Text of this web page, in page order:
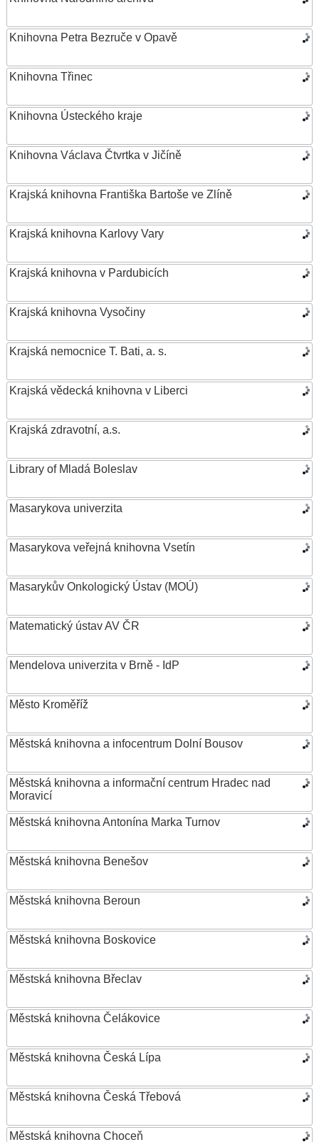
Knihovna Petra Bezruče v Opavě
Knihovna Třinec
Knihovna Ústeckého kraje
Knihovna Václava Čtvrtka v Jičíně
Krajská knihovna Františka Bartoše ve Zlíně
Krajská knihovna Karlovy Vary
Krajská knihovna v Pardubicích
Krajská knihovna Vysočiny
Krajská nemocnice T. Bati, a. s.
Krajská vědecká knihovna v Liberci
Krajská zdravotní, a.s.
Library of Mladá Boleslav
Masarykova univerzita
Masarykova veřejná knihovna Vsetín
Masarykův Onkologický Ústav (MOÚ)
Matematický ústav AV ČR
Mendelova univerzita v Brně - IdP
Město Kroměříž
Městská knihovna a infocentrum Dolní Bousov
Městská knihovna a informační centrum Hradec nad
Moravicí
Městská knihovna Antonína Marka Turnov
Městská knihovna Benešov
Městská knihovna Beroun
Městská knihovna Boskovice
Městská knihovna Břeclav
Městská knihovna Čelákovice
Městská knihovna Česká Lípa
Městská knihovna Česká Třebová
Městská knihovna Choceň